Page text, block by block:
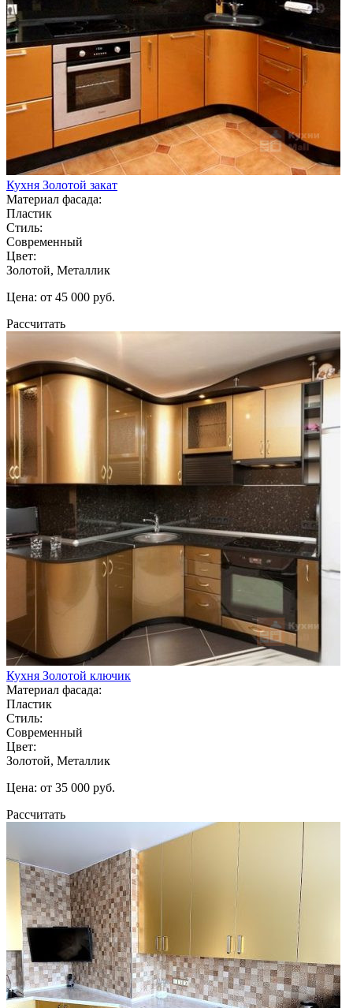
Кухня Золотой закат
Материал фасада:
Пластик
Стиль:
Современный
Цвет:
Золотой, Металлик
Цена: от 45 000 руб.
Рассчитать
Кухня Золотой ключик
Материал фасада:
Пластик
Стиль:
Современный
Цвет:
Золотой, Металлик
Цена: от 35 000 руб.
Рассчитать